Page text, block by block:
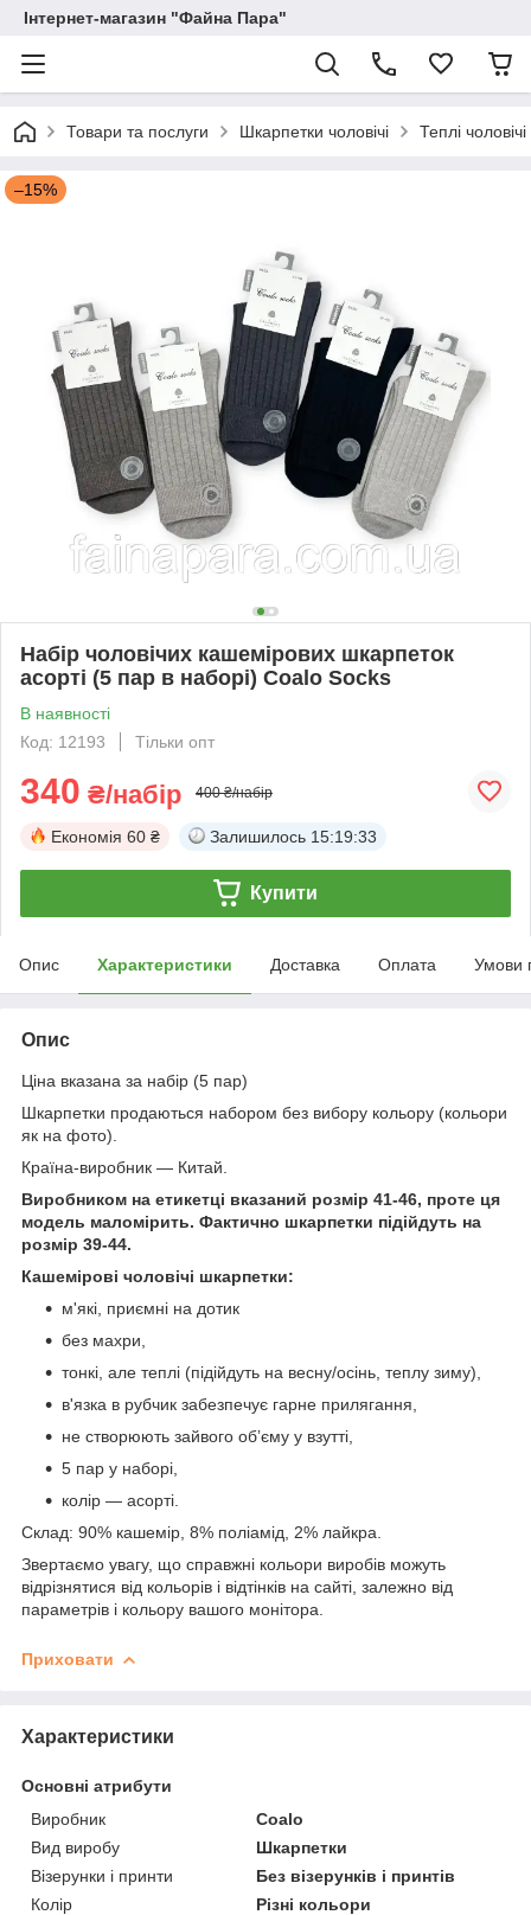
Інтернет-магазин "Файна Пара"
Товари та послуги Шкарпетки чоловічі Теплі
–15%
Набір чоловічих кашемірових шкарпеток
асорті (5 пар в наборі) Coalo Socks
В наявності
Код: 12193
Тільки опт
340 ₴/набір 400 ₴/набір
Економія 60 ₴ Залишилось 15:19:32
Купити
Опис Характеристики Доставка Оплата Умови
Опис
Ціна вказана за набір (5 пар)
Шкарпетки продаються набором без вибору кольору (кольори
як на фото).
Країна-виробник — Китай.
Виробником на етикетці вказаний розмір 41-46, проте ця
модель маломірить. Фактично шкарпетки підійдуть на
розмір 39-44.
Кашемірові чоловічі шкарпетки:
м'які, приємні на дотик
без махри,
тонкі, але теплі (підійдуть на весну/осінь, теплу зиму),
в'язка в рубчик забезпечує гарне прилягання,
не створюють зайвого обʼєму у взутті,
5 пар у наборі,
колір — асорті.
Склад: 90% кашемір, 8% поліамід, 2% лайкра.
Звертаємо увагу, що справжні кольори виробів можуть
відрізнятися від кольорів і відтінків на сайті, залежно від
параметрів і кольору вашого монітора.
Приховати
Характеристики
Основні атрибути
Виробник
Coalo
Вид виробу
Шкарпетки
Візерунки і принти
Без візерунків і принтів
Колір
Різні кольори